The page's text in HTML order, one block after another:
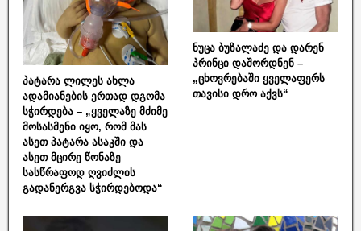
პატარა ლილეს ახლა
ადამიანების ერთად დგომა
სჭირდება – „ყველაზე მძიმე
მოსასმენი იყო, რომ მას
ასეთ პატარა ასაკში და
ასეთ მცირე წონაზე
სასწრაფოდ ღვიძლის
გადანერგვა სჭირდებოდა“
ნუცა ბუზალაძე და დარენ
პრინცი დაშორდნენ –
„ცხოვრებაში ყველაფერს
თავისი დრო აქვს“